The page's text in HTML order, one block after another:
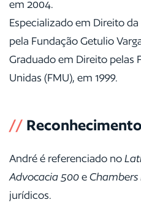
em 2004.
Especializado em Direito
pela Fundação Getulio
Graduado em Direito pelas
Unidas (FMU), em 1999.
//
André é referenciado no
Advocacia 500eChambers
jurídicos.